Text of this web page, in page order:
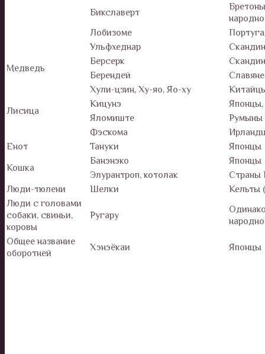
Бикславерт
Лобизоме
Ульфхеднар
Медведь
Берсерк
Берендей
Славяне
Лисица
Хули-цзин, Ху-яо, Яо-ху
Кицунэ
Яломиште
Румыны
Фэскома
Енот
Тануки
Японцы
Кошка
Банэнэко
Японцы
Элурантроп, котолак
Страны
Люди-тюлени
Шелки
Кельты
Люди с головами
собаки, свиньи,
коровы
Ругару
Общее название
оборотней
Хэнэёкаи Японцы